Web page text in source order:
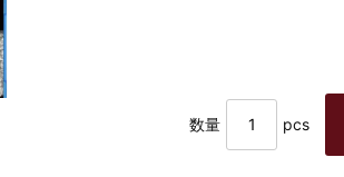
数量 pcs